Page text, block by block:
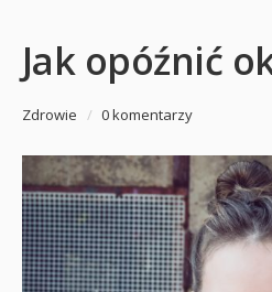
Jak opóźnić
Zdrowie / 0 komentarzy